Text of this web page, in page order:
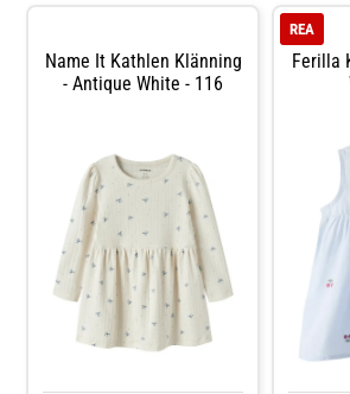
Name It Kathlen Klänning
- Antique White - 116
Ferilla
REA